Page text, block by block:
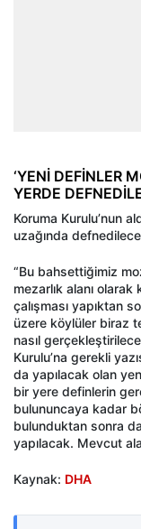
‘YENİ DEFİNLER
YERDE
Koruma Kurulu’nun
uzağında
“Bu bahsettiğimiz
mezarlık alanı olarak
çalışması yapıktan
üzere köylüler biraz
nasıl
Kurulu’na gerekli
da yapılacak olan
bir yere definlerin
bulununcaya kadar
bulunduktan sonra
yapılacak. Mevcut
Kaynak: DHA